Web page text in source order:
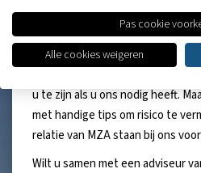
Adviseren zoals wij zelf
daar staan de adviseurs van
Betrouwbaar en vakbekwaam,
u te zijn als u ons nodig heeft.
met handige tips om risico te
relatie van MZA staan bij ons
Wilt u samen met een adviseur
Pas cookie
Alle cookies weigeren